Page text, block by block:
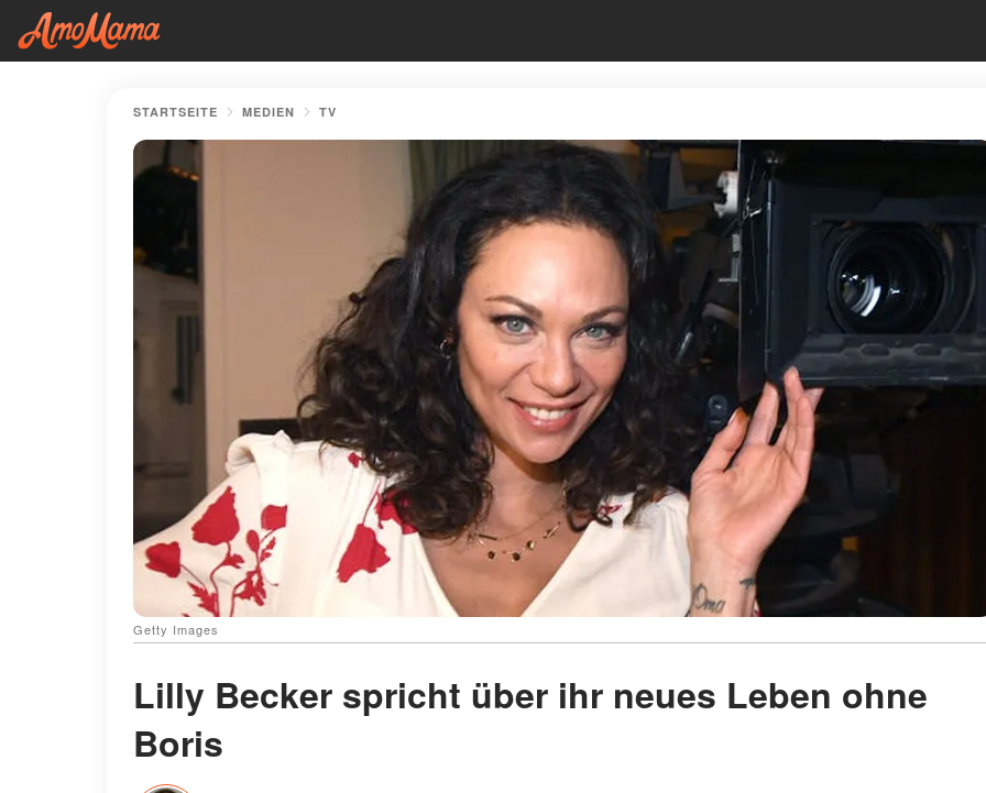
STARTSEITE MEDIEN TV
Getty Images
Lilly Becker spricht über ihr neues Leben ohne
Boris